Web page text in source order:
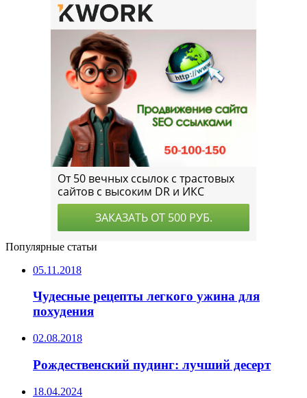
Популярные статьи
05.11.2018
Чудесные рецепты легкого ужина для
похудения
02.08.2018
Рождественский пудинг: лучший десерт
18.04.2024